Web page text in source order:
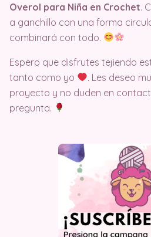
Overol para Niña en Crochet.
a ganchillo con una forma
combinará con todo.
Espero que disfrutes tejiendo
tanto como yo
. Les deseo
proyecto y no duden en
pregunta.